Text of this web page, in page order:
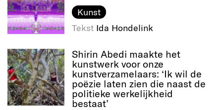
Kunst
Tekst Ida Hondelink
Shirin Abedi maakte het
kunstwerk voor onze
kunstverzamelaars: ‘Ik wil de
poëzie laten zien die naast de
politieke werkelijkheid
bestaat’